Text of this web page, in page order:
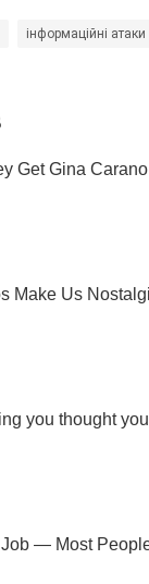
інформаційні атаки